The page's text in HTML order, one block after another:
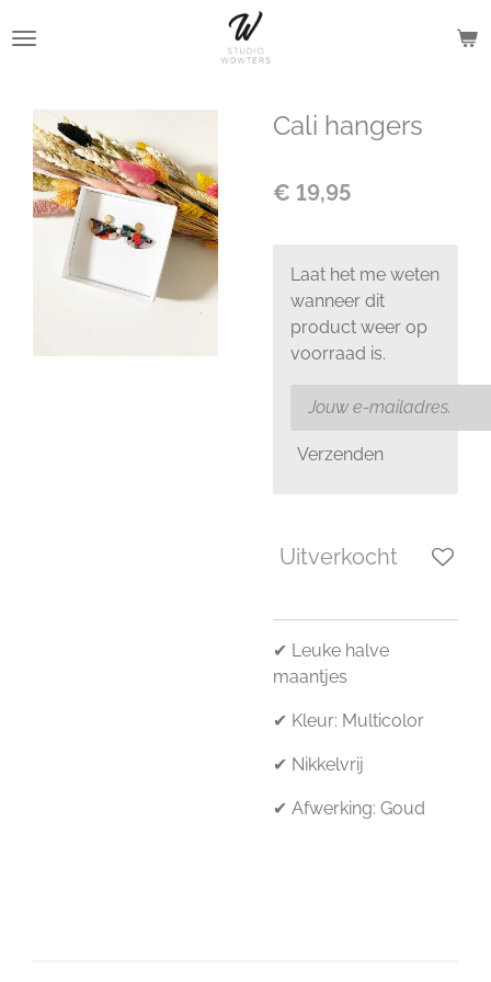
direct
hoofdinhoud
Cali hangers
€ 19,95
Laat het me weten
wanneer dit
product weer op
voorraad is.
Verzenden
Uitverkocht
✔ Leuke halve
maantjes
✔ Kleur: Multicolor
✔ Nikkelvrij
✔ Afwerking: Goud